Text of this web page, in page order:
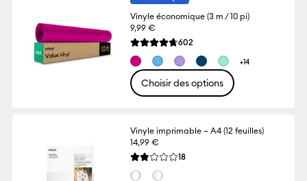
Vinyle économique (3 m / 10 pi)
9,99 €
La note moyenne de ce produit est 4.7
602
+14
Choisir des options
Vinyle imprimable – A4 (12 feuilles)
14,99 €
La note moyenne de ce produit est 1.8
18Reviews